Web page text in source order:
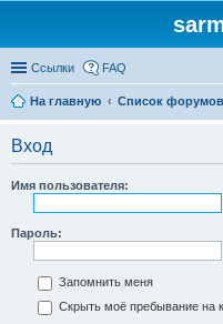
Ссылки FAQ
На главную
Список форумов
Вход
Имя пользователя:
Пароль:
Запомнить меня
Скрыть моё пребывание на